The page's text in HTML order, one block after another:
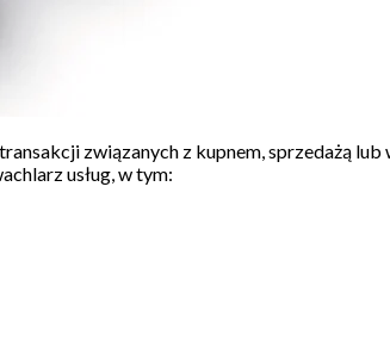
związanych z kupnem, sprzedażą
usług, w tym: